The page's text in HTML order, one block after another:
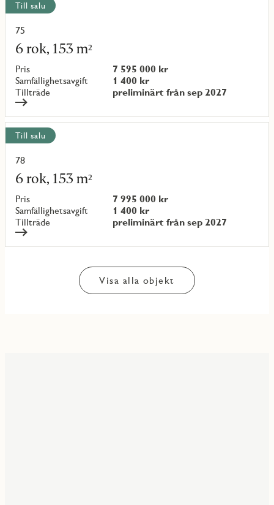
Till salu
75
6 rok, 153 m²
Pris
7 595 000 kr
Samfällighetsavgift
1 400 kr
Tillträde
preliminärt från sep 2027
Läs
mer
om
objekt
{objectNumber}
Till salu
78
6 rok, 153 m²
Pris
7 995 000 kr
Samfällighetsavgift
1 400 kr
Tillträde
preliminärt från sep 2027
Läs
mer
om
objekt
{objectNumber}
Visa alla objekt